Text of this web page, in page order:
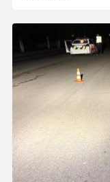
12:32, 28.07.2026